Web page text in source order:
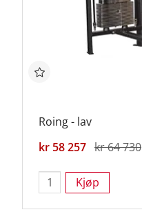
Roing - lav
kr 58 257 kr 64 730
Kjøp